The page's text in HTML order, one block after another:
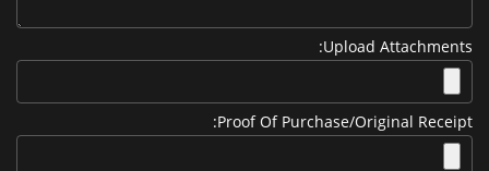
Upload Attachments:
Proof Of Purchase/Original Receipt: